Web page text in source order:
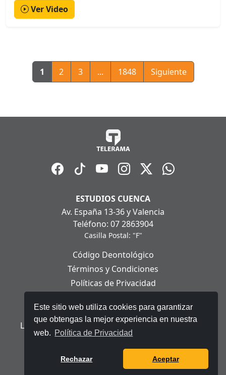
Este sitio web utiliza cookies para garantizar
que obtengas la mejor experiencia en nuestra
web. Política de Privacidad
Rechazar Aceptar
Ver Video
1 2 3 ... 1848 Siguiente
ESTUDIOS CUENCA
Av. España 13-36 y Valencia
Teléfono: 07 2863904
Casilla Postal: "F"
Código Deontológico
Términos y Condiciones
Políticas de Privacidad
Aviso Legal
Ley Orgánica de Protección de Datos Personales
© 2025 Telerama - Todos los derechos reservados.